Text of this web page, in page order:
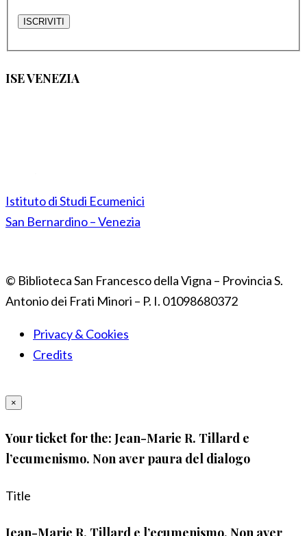
ISE VENEZIA
Istituto di Studi Ecumenici
San Bernardino – Venezia
© Biblioteca San Francesco della Vigna – Provincia S.
Antonio dei Frati Minori – P. I. 01098680372
Privacy & Cookies
Credits
×
Your ticket for the: Jean-Marie R. Tillard e
l’ecumenismo. Non aver paura del dialogo
Title
Jean-Marie R. Tillard e l’ecumenismo. Non aver